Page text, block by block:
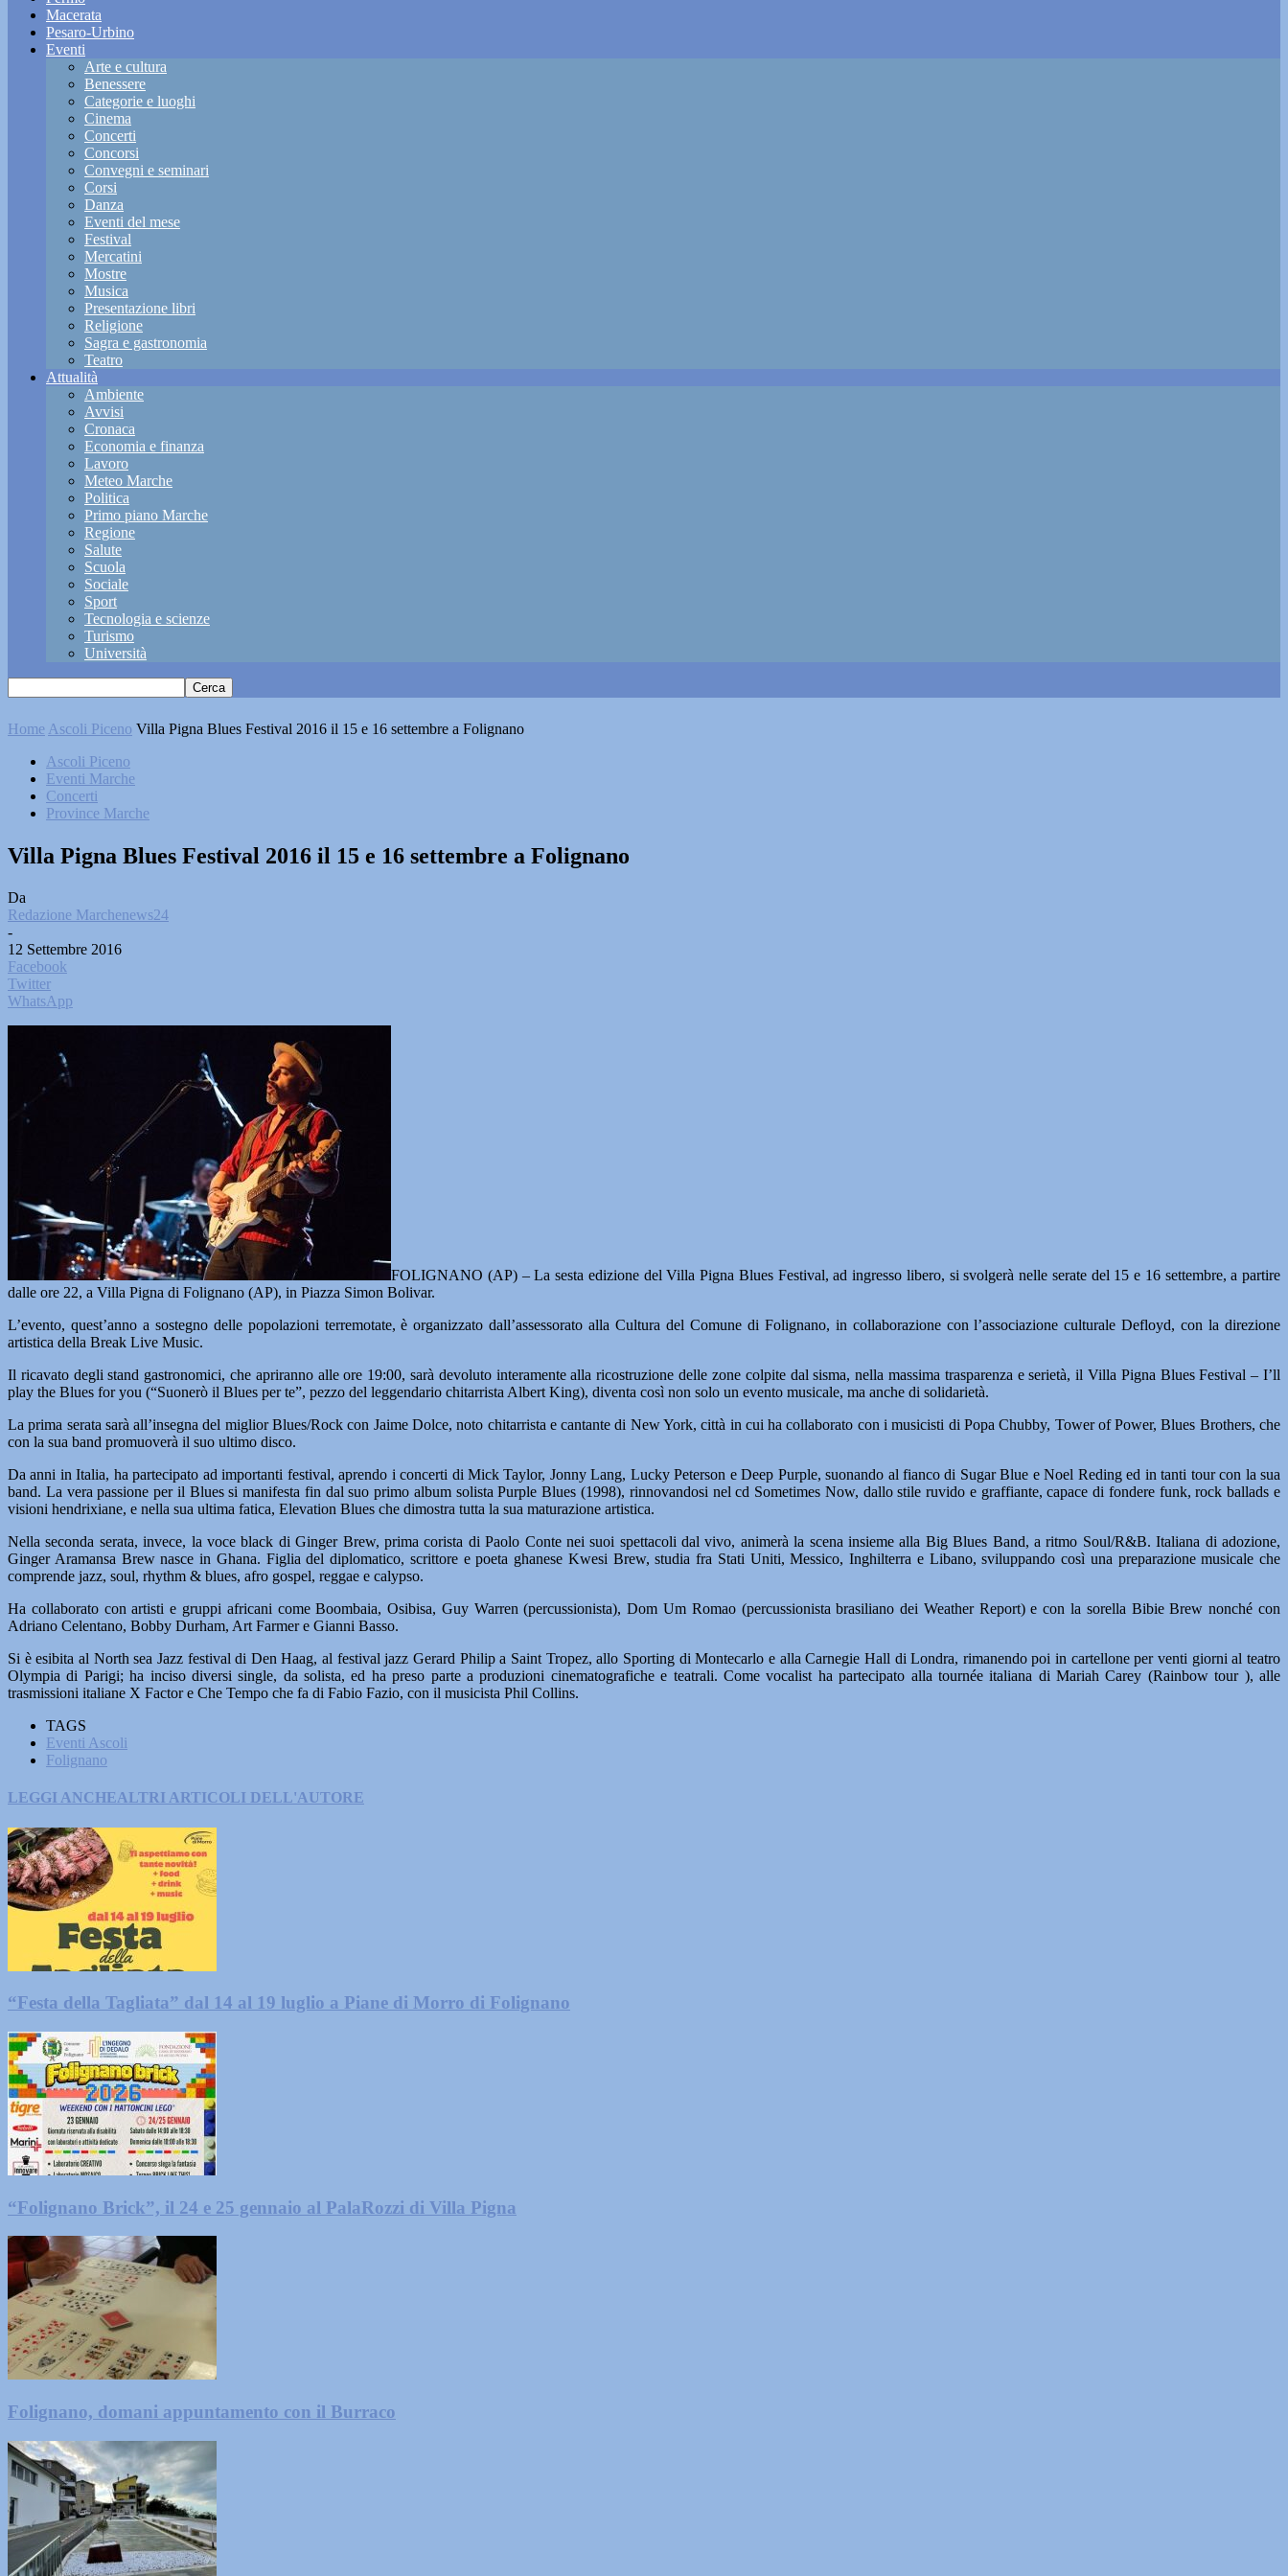
Macerata
Pesaro-Urbino
Eventi
Arte e cultura
Benessere
Categorie e luoghi
Cinema
Concerti
Concorsi
Convegni e seminari
Corsi
Danza
Eventi del mese
Festival
Mercatini
Mostre
Musica
Presentazione libri
Religione
Sagra e gastronomia
Teatro
Attualità
Ambiente
Avvisi
Cronaca
Economia e finanza
Lavoro
Meteo Marche
Politica
Primo piano Marche
Regione
Salute
Scuola
Sociale
Sport
Tecnologia e scienze
Turismo
Università
Home Ascoli Piceno Villa Pigna Blues Festival 2016 il 15 e 16 settembre a Folignano
Ascoli Piceno
Eventi Marche
Concerti
Province Marche
Villa Pigna Blues Festival 2016 il 15 e 16 settembre a Folignano
Da
Redazione Marchenews24
-
12 Settembre 2016
Facebook
Twitter
WhatsApp
FOLIGNANO (AP) – La sesta edizione del Villa Pigna Blues Festival, ad ingresso libero, si svolgerà nelle serate del 15 e 16 settembre, a partire
dalle ore 22, a Villa Pigna di Folignano (AP), in Piazza Simon Bolivar.
L’evento, quest’anno a sostegno delle popolazioni terremotate, è organizzato dall’assessorato alla Cultura del Comune di Folignano, in collaborazione con l’associazione culturale Defloyd, con la direzione
artistica della Break Live Music.
Il ricavato degli stand gastronomici, che apriranno alle ore 19:00, sarà devoluto interamente alla ricostruzione delle zone colpite dal sisma, nella massima trasparenza e serietà, il Villa Pigna Blues Festival – I’ll
play the Blues for you (“Suonerò il Blues per te”, pezzo del leggendario chitarrista Albert King), diventa così non solo un evento musicale, ma anche di solidarietà.
La prima serata sarà all’insegna del miglior Blues/Rock con Jaime Dolce, noto chitarrista e cantante di New York, città in cui ha collaborato con i musicisti di Popa Chubby, Tower of Power, Blues Brothers, che
con la sua band promuoverà il suo ultimo disco.
Da anni in Italia, ha partecipato ad importanti festival, aprendo i concerti di Mick Taylor, Jonny Lang, Lucky Peterson e Deep Purple, suonando al fianco di Sugar Blue e Noel Reding ed in tanti tour con la sua
band. La vera passione per il Blues si manifesta fin dal suo primo album solista Purple Blues (1998), rinnovandosi nel cd Sometimes Now, dallo stile ruvido e graffiante, capace di fondere funk, rock ballads e
visioni hendrixiane, e nella sua ultima fatica, Elevation Blues che dimostra tutta la sua maturazione artistica.
Nella seconda serata, invece, la voce black di Ginger Brew, prima corista di Paolo Conte nei suoi spettacoli dal vivo, animerà la scena insieme alla Big Blues Band, a ritmo Soul/R&B. Italiana di adozione,
Ginger Aramansa Brew nasce in Ghana. Figlia del diplomatico, scrittore e poeta ghanese Kwesi Brew, studia fra Stati Uniti, Messico, Inghilterra e Libano, sviluppando così una preparazione musicale che
comprende jazz, soul, rhythm & blues, afro gospel, reggae e calypso.
Ha collaborato con artisti e gruppi africani come Boombaia, Osibisa, Guy Warren (percussionista), Dom Um Romao (percussionista brasiliano dei Weather Report) e con la sorella Bibie Brew nonché con
Adriano Celentano, Bobby Durham, Art Farmer e Gianni Basso.
Si è esibita al North sea Jazz festival di Den Haag, al festival jazz Gerard Philip a Saint Tropez, allo Sporting di Montecarlo e alla Carnegie Hall di Londra, rimanendo poi in cartellone per venti giorni al teatro
Olympia di Parigi; ha inciso diversi single, da solista, ed ha preso parte a produzioni cinematografiche e teatrali. Come vocalist ha partecipato alla tournée italiana di Mariah Carey (Rainbow tour ), alle
trasmissioni italiane X Factor e Che Tempo che fa di Fabio Fazio, con il musicista Phil Collins.
TAGS
Eventi Ascoli
Folignano
LEGGI ANCHEALTRI ARTICOLI DELL'AUTORE
“Festa della Tagliata” dal 14 al 19 luglio a Piane di Morro di Folignano
“Folignano Brick”, il 24 e 25 gennaio al PalaRozzi di Villa Pigna
Folignano, domani appuntamento con il Burraco